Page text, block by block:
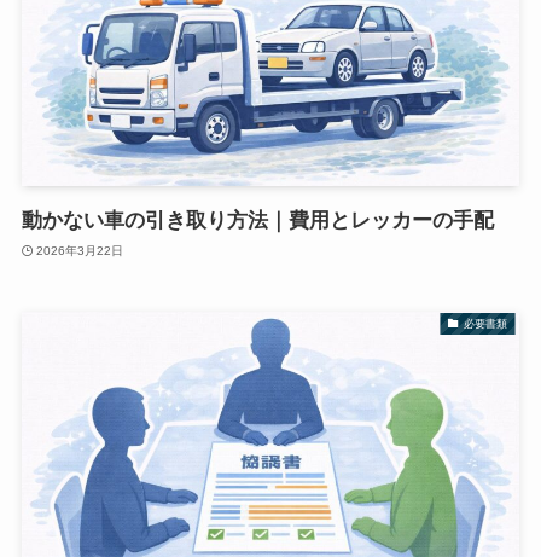
動かない車の引き取り方法｜費用とレッカーの手配
2026年3月22日
必要書類